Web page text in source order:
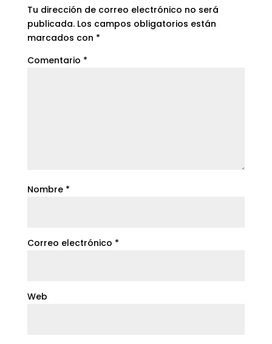
Tu dirección de correo electrónico no será
publicada. Los campos obligatorios están
marcados con *
Comentario *
Nombre *
Correo electrónico *
Web